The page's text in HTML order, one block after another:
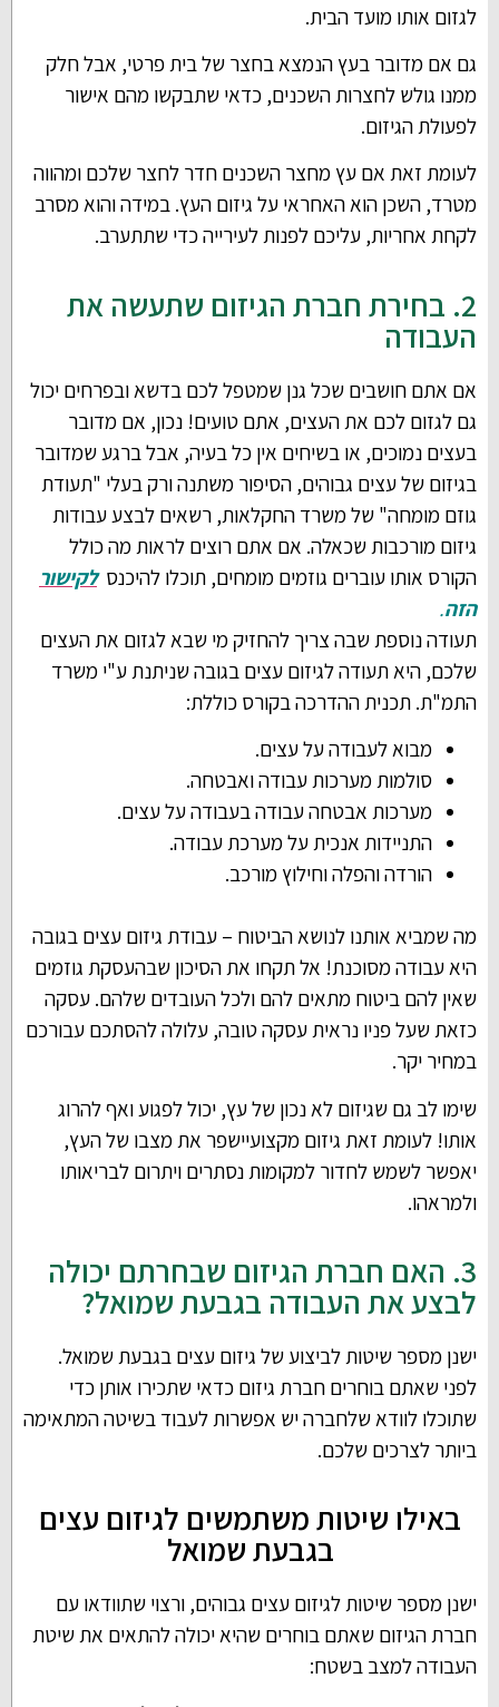
לגזום אותו מועד הבית.
גם אם מדובר בעץ הנמצא בחצר של בית פרטי, אבל חלק
ממנו גולש לחצרות השכנים, כדאי שתבקשו מהם אישור
לפעולת הגיזום.
לעומת זאת אם עץ מחצר השכנים חדר לחצר שלכם ומהווה
מטרד, השכן הוא האחראי על גיזום העץ. במידה והוא מסרב
לקחת אחריות, עליכם לפנות לעירייה כדי שתתערב.
2. בחירת חברת הגיזום שתעשה את
העבודה
אם אתם חושבים שכל גנן שמטפל לכם בדשא ובפרחים יכול
גם לגזום לכם את העצים, אתם טועים! נכון, אם מדובר
בעצים נמוכים, או בשיחים אין כל בעיה, אבל ברגע שמדובר
בגיזום של עצים גבוהים, הסיפור משתנה ורק בעלי "תעודת
גוזם מומחה" של משרד החקלאות, רשאים לבצע עבודות
גיזום מורכבות שכאלה. אם אתם רוצים לראות מה כולל
הקורס אותו עוברים גוזמים מומחים, תוכלו להיכנסלקישור
הזה.
תעודה נוספת שבה צריך להחזיק מי שבא לגזום את העצים
שלכם, היא תעודה לגיזום עצים בגובה שניתנת ע"י משרד
התמ"ת. תכנית ההדרכה בקורס כוללת:
מבוא לעבודה על עצים.
סולמות מערכות עבודה ואבטחה.
מערכות אבטחה עבודה בעבודה על עצים.
התניידות אנכית על מערכת עבודה.
הורדה והפלה וחילוץ מורכב.
מה שמביא אותנו לנושא הביטוח – עבודת גיזום עצים בגובה
היא עבודה מסוכנת! אל תקחו את הסיכון שבהעסקת גוזמים
שאין להם ביטוח מתאים להם ולכל העובדים שלהם. עסקה
כזאת שעל פניו נראית עסקה טובה, עלולה להסתכם עבורכם
במחיר יקר.
שימו לב גם שגיזום לא נכון של עץ, יכול לפגוע ואף להרוג
אותו! לעומת זאת גיזום מקצועיישפר את מצבו של העץ,
יאפשר לשמש לחדור למקומות נסתרים ויתרום לבריאותו
ולמראהו.
3. האם חברת הגיזום שבחרתם יכולה
לבצע את העבודה בגבעת שמואל?
ישנן מספר שיטות לביצוע של גיזום עצים בגבעת שמואל.
לפני שאתם בוחרים חברת גיזום כדאי שתכירו אותן כדי
שתוכלו לוודא שלחברה יש אפשרות לעבוד בשיטה המתאימה
ביותר לצרכים שלכם.
באילו שיטות משתמשים לגיזום עצים
בגבעת שמואל
ישנן מספר שיטות לגיזום עצים גבוהים, ורצוי שתוודאו עם
חברת הגיזום שאתם בוחרים שהיא יכולה להתאים את שיטת
העבודה למצב בשטח: